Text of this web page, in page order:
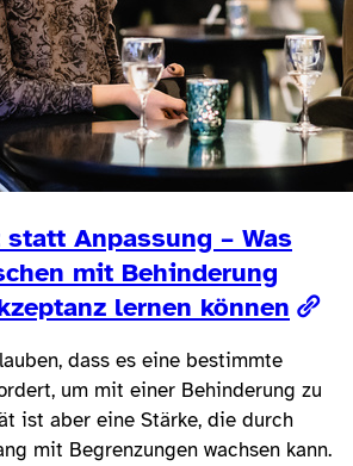
Anpassung – Was
mit Behinderung
lernen können
dass es eine bestimmte
um mit einer Behinderung zu
ist aber eine Stärke, die durch
mit Begrenzungen wachsen kann.